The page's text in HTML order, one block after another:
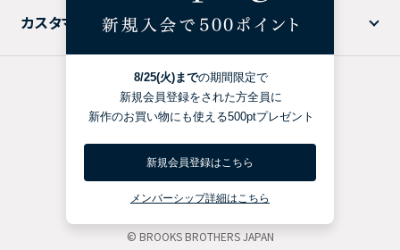
カスタマーサービス
特定商取引法に基づく表記
プライバシーポリシー 利用規約
© BROOKS BROTHERS JAPAN